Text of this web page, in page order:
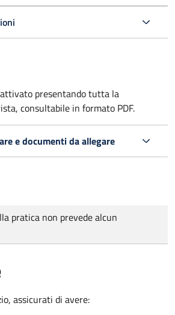
presentando tutta la
consultabile in formato PDF.
e documenti da allegare
pratica non prevede alcun
assicurati di avere: